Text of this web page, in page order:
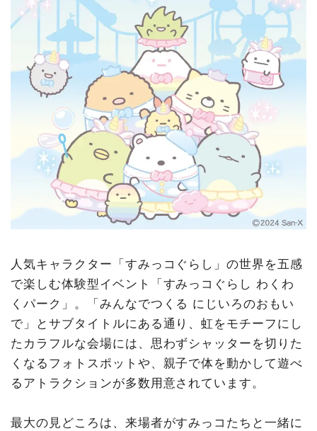
人気キャラクター「すみっコぐらし」の世界を五感
で楽しむ体験型イベント「すみっコぐらし わくわ
くパーク」。「みんなでつくる にじいろのおもい
で」とサブタイトルにある通り、虹をモチーフにし
たカラフルな会場には、思わずシャッターを切りた
くなるフォトスポットや、親子で体を動かして遊べ
るアトラクションが多数用意されています。
最大の見どころは、来場者がすみっコたちと一緒に